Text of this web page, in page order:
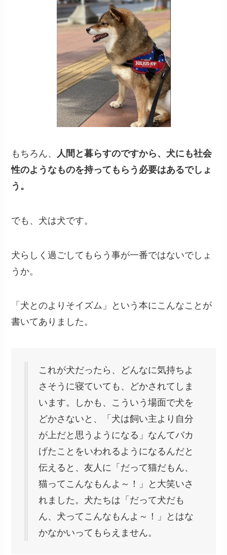
もちろん、
人間と暮らすのですから、犬にも社会
性のようなものを持ってもらう必要はあるでしょ
う。
でも、犬は犬です。
犬らしく過ごしてもらう事が一番ではないでしょ
うか。
「犬とのよりそイズム」という本にこんなことが
書いてありました。
これが犬だったら、どんなに気持ちよ
さそうに寝ていても、どかされてしま
います。しかも、こういう場面で犬を
どかさないと、「犬は飼い主より自分
が上だと思うようになる」なんてバカ
げたことをいわれるようになるんだと
伝えると、友人に「だって猫だもん、
猫ってこんなもんよ～！」と大笑いさ
れました。犬たちは「だって犬だも
ん、犬ってこんなもんよ～！」とはな
かなかいってもらえません。